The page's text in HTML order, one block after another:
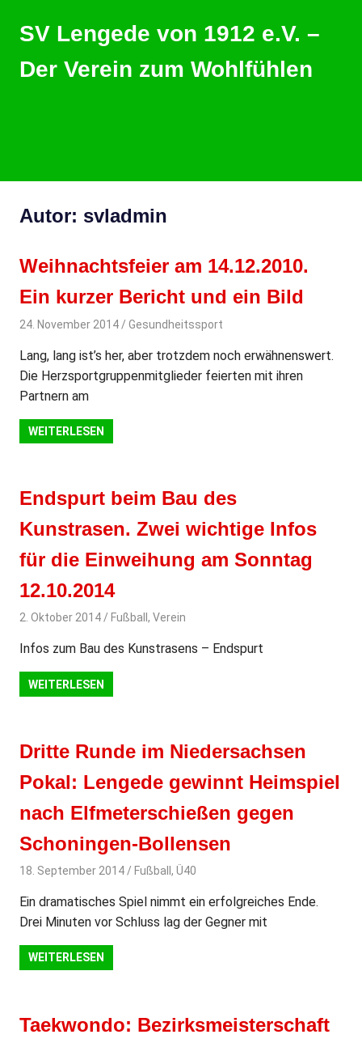
InhaltSV Lengede von 1912 e.V. –
Der Verein zum Wohlfühlen
Autor: svladmin
Weihnachtsfeier am 14.12.2010.
Ein kurzer Bericht und ein Bild
24. November 2014 svladmin
Gesundheitssport
Lang, lang ist’s her, aber trotzdem noch erwähnenswert.
Die Herzsportgruppenmitglieder feierten mit ihren
Partnern am
WEITERLESEN
Endspurt beim Bau des
Kunstrasen. Zwei wichtige Infos
für die Einweihung am Sonntag
12.10.2014
2. Oktober 2014 svladmin
Fußball , Verein
Infos zum Bau des Kunstrasens – Endspurt
WEITERLESEN
Dritte Runde im Niedersachsen
Pokal: Lengede gewinnt Heimspiel
nach Elfmeterschießen gegen
Schoningen-Bollensen
18. September 2014 svladmin
Fußball , Ü40
Ein dramatisches Spiel nimmt ein erfolgreiches Ende.
Drei Minuten vor Schluss lag der Gegner mit
WEITERLESEN
Taekwondo: Bezirksmeisterschaft